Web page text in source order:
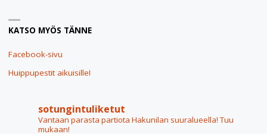
KATSO MYÖS TÄNNE
Facebook-sivu
Huippupestit aikuisille!
sotungintuliketut
Vantaan parasta partiota Hakunilan suuralueella! Tuu
mukaan!